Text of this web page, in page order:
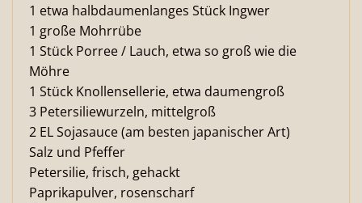
1 etwa halbdaumenlanges Stück Ingwer
1 große Mohrrübe
1 Stück Porree / Lauch, etwa so groß wie die
Möhre
1 Stück Knollensellerie, etwa daumengroß
3 Petersiliewurzeln, mittelgroß
2 EL Sojasauce (am besten japanischer Art)
Salz und Pfeffer
Petersilie, frisch, gehackt
Paprikapulver, rosenscharf